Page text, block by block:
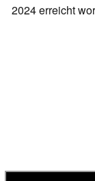
2024 erreicht